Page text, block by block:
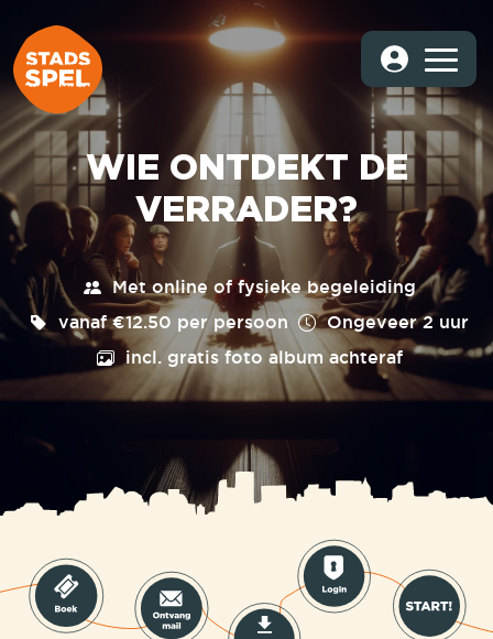
WIE ONTDEKT DE
VERRADER?
Met online of fysieke begeleiding
vanaf €12.50 per persoon
Ongeveer2 uur
incl. gratis foto album achteraf